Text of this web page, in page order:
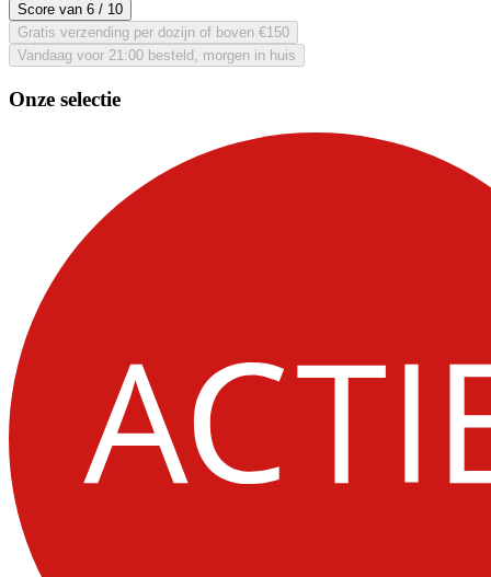
Score van 6 / 10
Gratis verzending per dozijn of boven €150
Vandaag voor 21:00 besteld, morgen in huis
Onze selectie